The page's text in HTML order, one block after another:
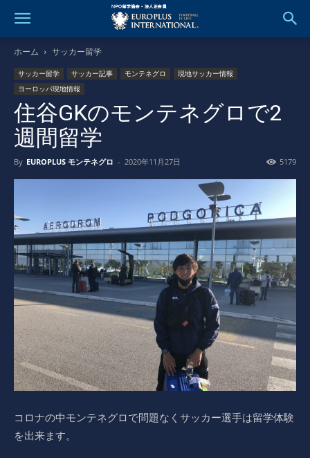
ホーム サッカー留学
サッカー留学 サッカー記事 モンテネグロ
現地サッカー情報
ヨーロッパ現地情報
住谷GKのモンテネグロで2
週間留学
By EUROPLUS モンテネグロ - 2020年11月27日 5179
コロナの中モンテネグロで問題なくサッカー選手は留学体験
を出来ます。